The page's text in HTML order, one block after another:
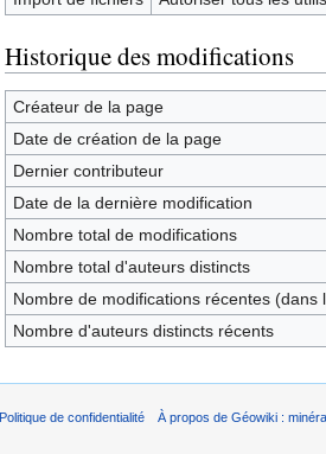
Historique des modifications
Créateur de la page
Date de création de la page
Dernier contributeur
Date de la dernière modification
Nombre total de modifications
Nombre total d'auteurs distincts
Nombre de modifications récentes (dans
Nombre d'auteurs distincts récents
Politique de confidentialité À propos de Géowiki :